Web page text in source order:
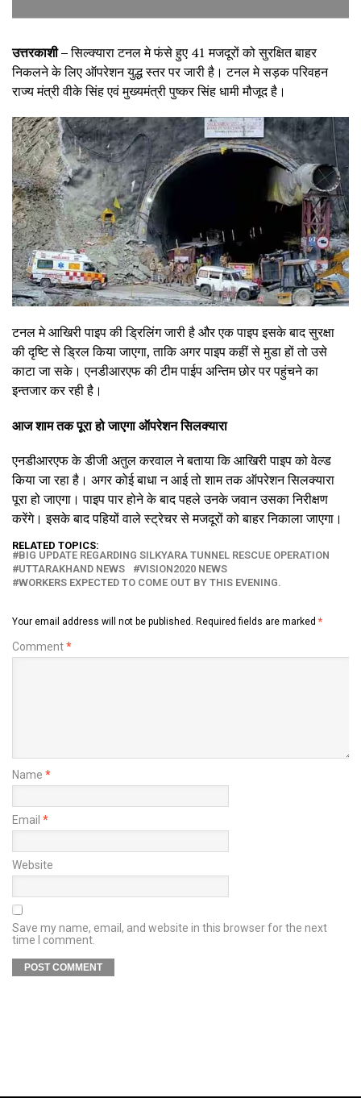
उत्तरकाशी –सिल्क्यारा टनल मे फंसे हुए 41 मजदूरों को सुरक्षित बाहर
निकलने के लिए ऑपरेशन युद्ध स्तर पर जारी है। टनल मे सड़क परिवहन
राज्य मंत्री वीके सिंह एवं मुख्यमंत्री पुष्कर सिंह धामी मौजूद है।
टनल मे आखिरी पाइप की ड्रिलिंग जारी है और एक पाइप इसके बाद सुरक्षा
की दृष्टि से ड्रिल किया जाएगा, ताकि अगर पाइप कहीं से मुडा हों तो उसे
काटा जा सके। एनडीआरएफ की टीम पाईप अन्तिम छोर पर पहुंचने का
इन्तजार कर रही है।
आज शाम तक पूरा हो जाएगा ऑपरेशन सिलक्यारा
एनडीआरएफ के डीजी अतुल करवाल ने बताया कि आखिरी पाइप को वेल्ड
किया जा रहा है। अगर कोई बाधा न आई तो शाम तक ऑपरेशन सिलक्यारा
पूरा हो जाएगा। पाइप पार होने के बाद पहले उनके जवान उसका निरीक्षण
करेंगे। इसके बाद पहियों वाले स्ट्रेचर से मजदूरों को बाहर निकाला जाएगा।
RELATED TOPICS:
BIG UPDATE REGARDING SILKYARA TUNNEL RESCUE OPERATION
UTTARAKHAND NEWS
VISION2020 NEWS
WORKERS EXPECTED TO COME OUT BY THIS EVENING.
Your email address will not be published. Required fields are marked *
Comment*
Name *
Email *
Website
Save my name, email, and website in this browser for the next
time I comment.